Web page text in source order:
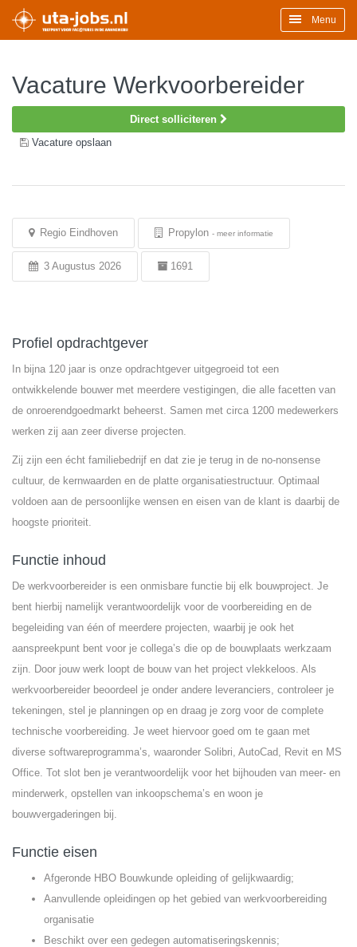
Menu
Vacature Werkvoorbereider
Direct solliciteren
Vacature opslaan
Regio Eindhoven Propylon - meer informatie
3 Augustus 2026 1691
Profiel opdrachtgever
In bijna 120 jaar is onze opdrachtgever uitgegroeid tot een
ontwikkelende bouwer met meerdere vestigingen, die alle facetten van
de onroerendgoedmarkt beheerst. Samen met circa 1200 medewerkers
werken zij aan zeer diverse projecten.
Zij zijn een écht familiebedrijf en dat zie je terug in de no-nonsense
cultuur, de kernwaarden en de platte organisatiestructuur. Optimaal
voldoen aan de persoonlijke wensen en eisen van de klant is daarbij de
hoogste prioriteit.
Functie inhoud
De werkvoorbereider is een onmisbare functie bij elk bouwproject. Je
bent hierbij namelijk verantwoordelijk voor de voorbereiding en de
begeleiding van één of meerdere projecten, waarbij je ook het
aanspreekpunt bent voor je collega’s die op de bouwplaats werkzaam
zijn. Door jouw werk loopt de bouw van het project vlekkeloos. Als
werkvoorbereider beoordeel je onder andere leveranciers, controleer je
tekeningen, stel je planningen op en draag je zorg voor de complete
technische voorbereiding. Je weet hiervoor goed om te gaan met
diverse softwareprogramma’s, waaronder Solibri, AutoCad, Revit en MS
Office. Tot slot ben je verantwoordelijk voor het bijhouden van meer- en
minderwerk, opstellen van inkoopschema’s en woon je
bouwvergaderingen bij.
Functie eisen
Afgeronde HBO Bouwkunde opleiding of gelijkwaardig;
Aanvullende opleidingen op het gebied van werkvoorbereiding
organisatie
Beschikt over een gedegen automatiseringskennis;